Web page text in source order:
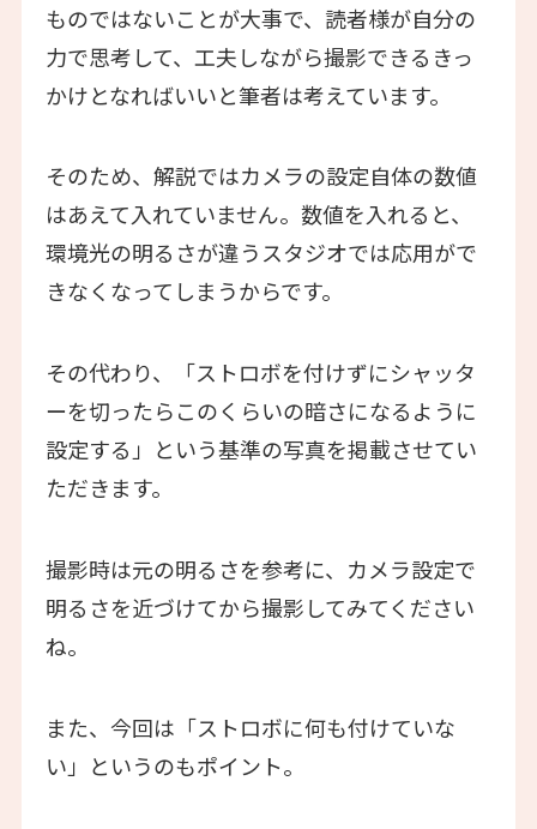
ものではないことが大事で、読者様が自分の
力で思考して、工夫しながら撮影できるきっ
かけとなればいいと筆者は考えています。
そのため、解説ではカメラの設定自体の数値
はあえて入れていません。数値を入れると、
環境光の明るさが違うスタジオでは応用がで
きなくなってしまうからです。
その代わり、「ストロボを付けずにシャッタ
ーを切ったらこのくらいの暗さになるように
設定する」という基準の写真を掲載させてい
ただきます。
撮影時は元の明るさを参考に、カメラ設定で
明るさを近づけてから撮影してみてください
ね。
また、今回は「ストロボに何も付けていな
い」というのもポイント。